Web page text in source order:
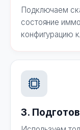
Подключаем
состояние
конфигурацию
3.